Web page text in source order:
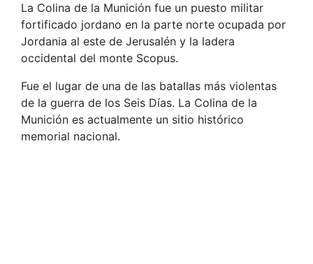
La Colina de la Munición fue un puesto militar
fortificado jordano en la parte norte ocupada por
Jordania al este de Jerusalén y la ladera
occidental del monte Scopus.
Fue el lugar de una de las batallas más violentas
de la guerra de los Seis Días. La Colina de la
Munición es actualmente un sitio histórico
memorial nacional.